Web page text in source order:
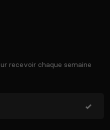
recevoir chaque semaine